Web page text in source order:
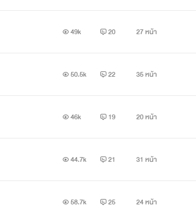
49k 20 27 หน้า
50.5k 22 35 หน้า
46k 19 20 หน้า
44.7k 21 31 หน้า
58.7k 25 24 หน้า